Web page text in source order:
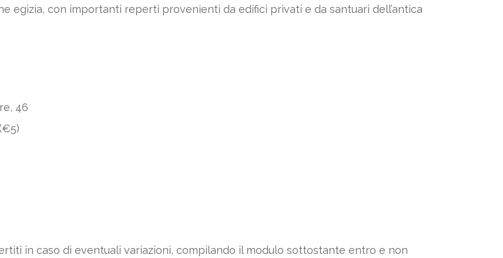
egizia, con importanti reperti provenienti da edifici privati e da santuari dell’antica
46
in caso di eventuali variazioni, compilando il modulo sottostante entro e non